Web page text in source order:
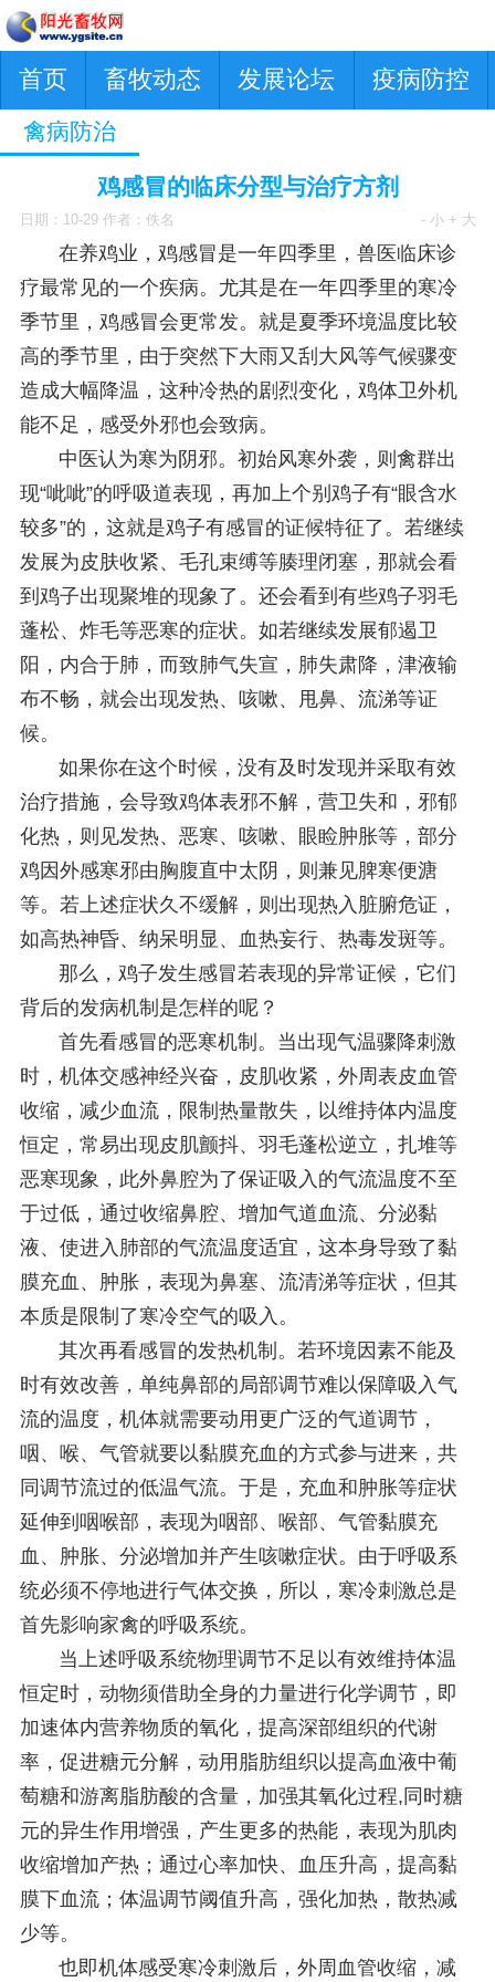
首页 畜牧动态 发展论坛 疫病防控
禽病防治
鸡感冒的临床分型与治疗方剂
日期：10-29 作者：佚名 - 小 + 大
在养鸡业，鸡感冒是一年四季里，兽医临床诊
疗最常见的一个疾病。尤其是在一年四季里的寒冷
季节里，鸡感冒会更常发。就是夏季环境温度比较
高的季节里，由于突然下大雨又刮大风等气候骤变
造成大幅降温，这种冷热的剧烈变化，鸡体卫外机
能不足，感受外邪也会致病。
中医认为寒为阴邪。初始风寒外袭，则禽群出
现“呲呲”的呼吸道表现，再加上个别鸡子有“眼含水
较多”的，这就是鸡子有感冒的证候特征了。若继续
发展为皮肤收紧、毛孔束缚等腠理闭塞，那就会看
到鸡子出现聚堆的现象了。还会看到有些鸡子羽毛
蓬松、炸毛等恶寒的症状。如若继续发展郁遏卫
阳，内合于肺，而致肺气失宣，肺失肃降，津液输
布不畅，就会出现发热、咳嗽、甩鼻、流涕等证
候。
如果你在这个时候，没有及时发现并采取有效
治疗措施，会导致鸡体表邪不解，营卫失和，邪郁
化热，则见发热、恶寒、咳嗽、眼睑肿胀等，部分
鸡因外感寒邪由胸腹直中太阴，则兼见脾寒便溏
等。若上述症状久不缓解，则出现热入脏腑危证，
如高热神昏、纳呆明显、血热妄行、热毒发斑等。
那么，鸡子发生感冒若表现的异常证候，它们
背后的发病机制是怎样的呢？
首先看感冒的恶寒机制。当出现气温骤降刺激
时，机体交感神经兴奋，皮肌收紧，外周表皮血管
收缩，减少血流，限制热量散失，以维持体内温度
恒定，常易出现皮肌颤抖、羽毛蓬松逆立，扎堆等
恶寒现象，此外鼻腔为了保证吸入的气流温度不至
于过低，通过收缩鼻腔、增加气道血流、分泌黏
液、使进入肺部的气流温度适宜，这本身导致了黏
膜充血、肿胀，表现为鼻塞、流清涕等症状，但其
本质是限制了寒冷空气的吸入。
其次再看感冒的发热机制。若环境因素不能及
时有效改善，单纯鼻部的局部调节难以保障吸入气
流的温度，机体就需要动用更广泛的气道调节，
咽、喉、气管就要以黏膜充血的方式参与进来，共
同调节流过的低温气流。于是，充血和肿胀等症状
延伸到咽喉部，表现为咽部、喉部、气管黏膜充
血、肿胀、分泌增加并产生咳嗽症状。由于呼吸系
统必须不停地进行气体交换，所以，寒冷刺激总是
首先影响家禽的呼吸系统。
当上述呼吸系统物理调节不足以有效维持体温
恒定时，动物须借助全身的力量进行化学调节，即
加速体内营养物质的氧化，提高深部组织的代谢
率，促进糖元分解，动用脂肪组织以提高血液中葡
萄糖和游离脂肪酸的含量，加强其氧化过程,同时糖
元的异生作用增强，产生更多的热能，表现为肌肉
收缩增加产热；通过心率加快、血压升高，提高黏
膜下血流；体温调节阈值升高，强化加热，散热减
少等。
也即机体感受寒冷刺激后，外周血管收缩，减